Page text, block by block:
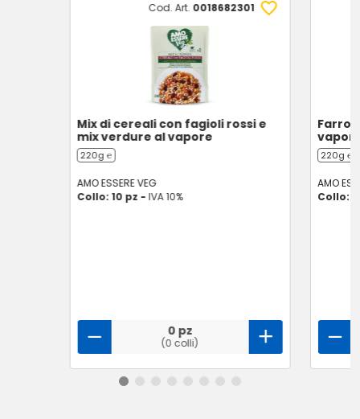
Cod. Art. 0018682301
Mix di cereali con fagioli rossi e
mix verdure al vapore
220g ℮
AMO ESSERE VEG
Collo: 10 pz - IVA 10%
0 pz
(0 colli)
Farro
220g ℮
AMO
Collo: